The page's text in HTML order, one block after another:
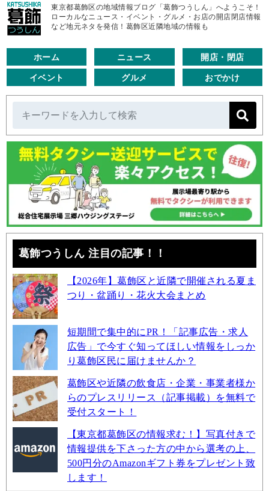
東京都葛飾区の地域情報ブログ「葛飾つうしん」へようこそ！
ローカルなニュース・イベント・グルメ・お店の開店閉店情報
など地元ネタを発信！葛飾区近隣地域の情報も
ホーム ニュース 開店・閉店
イベント グルメ おでかけ
葛飾つうしん 注目の記事！！
【2026年】葛飾区と近隣で開催される夏ま
つり・盆踊り・花火大会まとめ
短期間で集中的にPR！「記事広告・求人
広告」で今すぐ知ってほしい情報をしっか
り葛飾区民に届けませんか？
葛飾区や近隣の飲食店・企業・事業者様か
らのプレスリリース（記事掲載）を無料で
受付スタート！
【東京都葛飾区の情報求む！】写真付きで
情報提供を下さった方の中から選考の上、
500円分のAmazonギフト券をプレゼント致
します！